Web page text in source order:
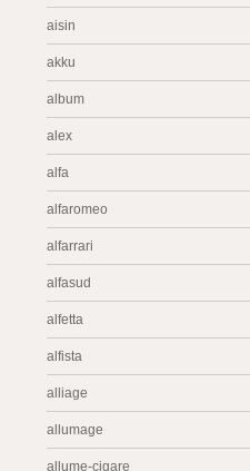
aisin
akku
album
alex
alfa
alfaromeo
alfarrari
alfasud
alfetta
alfista
alliage
allumage
allume-cigare